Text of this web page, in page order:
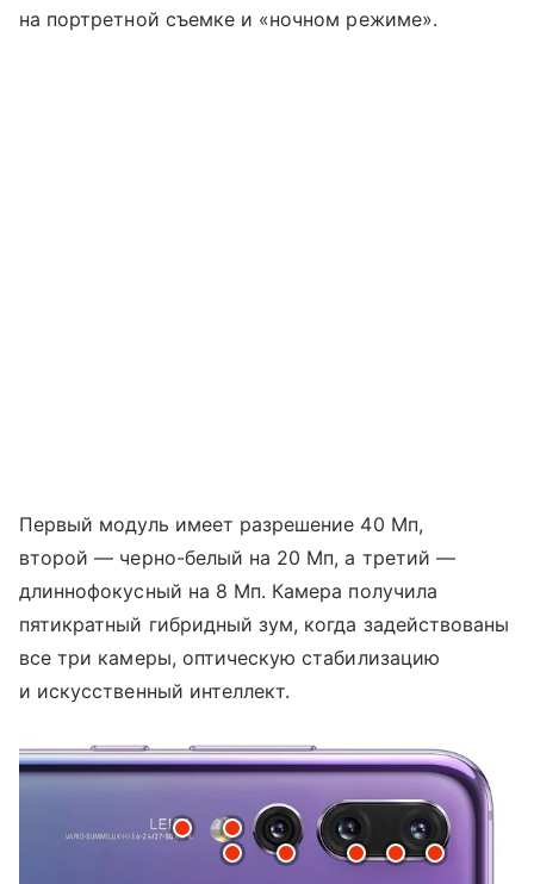
на портретной съемке и «ночном режиме».
Первый модуль имеет разрешение 40 Мп,
второй — черно-белый на 20 Мп, а третий —
длиннофокусный на 8 Мп. Камера получила
пятикратный гибридный зум, когда задействованы
все три камеры, оптическую стабилизацию
и искусственный интеллект.